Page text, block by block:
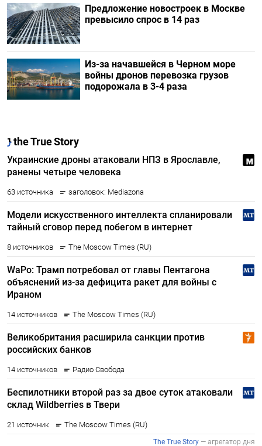
Предложение новостроек в Москве
превысило спрос в 14 раз
Из-за начавшейся в Черном море
войны дронов перевозка грузов
подорожала в 3-4 раза